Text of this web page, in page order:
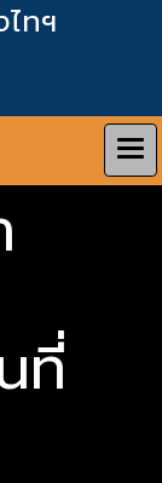
ไทฯ
ที่